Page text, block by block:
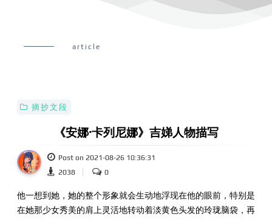
article
摘抄文段
《安娜·卡列尼娜》吉娣人物描写
Post on 2021-08-26 10:36:31
2038
0
他一想到她，她的整个形象就会生动地浮现在他的眼前，特别是
在她那少女秀美的肩上灵活地转动着淡黄色头发的玲珑脑袋，再